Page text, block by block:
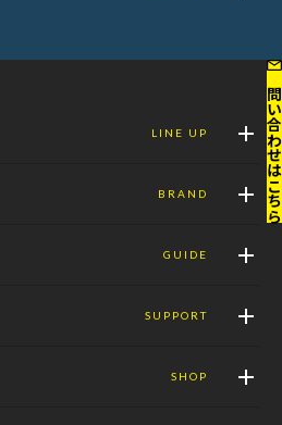
お問い合
LINE UP
BRAND
GUIDE
SUPPORT
SHOP